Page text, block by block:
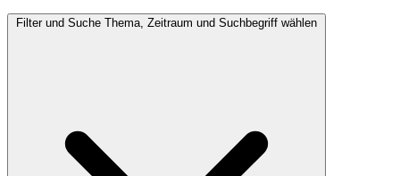
Filter und Suche Thema, Zeitraum und Suchbegriff wählen